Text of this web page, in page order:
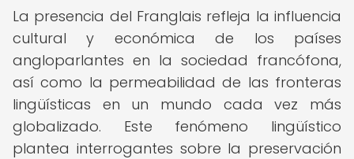
La presencia del Franglais refleja la influencia
cultural y económica de los países
angloparlantes en la sociedad francófona,
así como la permeabilidad de las fronteras
lingüísticas en un mundo cada vez más
globalizado. Este fenómeno lingüístico
plantea interrogantes sobre la preservación